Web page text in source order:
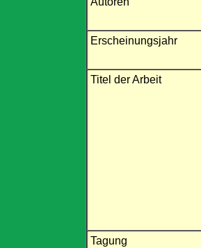
Erscheinungsjahr
Titel der Arbeit
Tagung